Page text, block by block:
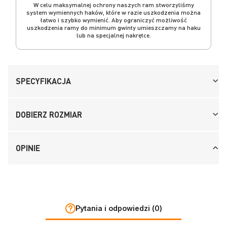
W celu maksymalnej ochrony naszych ram stworzyliśmy
system wymiennych haków, które w razie uszkodzenia można
łatwo i szybko wymienić. Aby ograniczyć możliwość
uszkodzenia ramy do minimum gwinty umieszczamy na haku
lub na specjalnej nakrętce.
SPECYFIKACJA
DOBIERZ ROZMIAR
OPINIE
Pytania i odpowiedzi (0)